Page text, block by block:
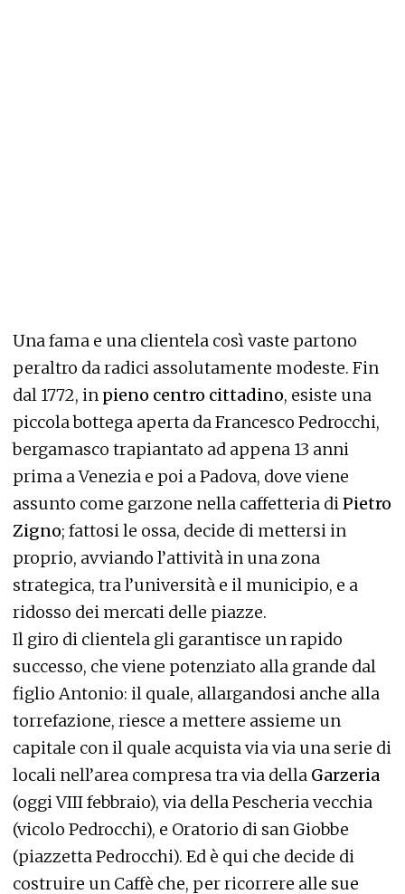
Una fama e una clientela così vaste partono
peraltro da radici assolutamente modeste. Fin
dal 1772, in pieno centro cittadino, esiste una
piccola bottega aperta da Francesco Pedrocchi,
bergamasco trapiantato ad appena 13 anni
prima a Venezia e poi a Padova, dove viene
assunto come garzone nella caffetteria di Pietro
Zigno; fattosi le ossa, decide di mettersi in
proprio, avviando l’attività in una zona
strategica, tra l’università e il municipio, e a
ridosso dei mercati delle piazze.
Il giro di clientela gli garantisce un rapido
successo, che viene potenziato alla grande dal
figlio Antonio: il quale, allargandosi anche alla
torrefazione, riesce a mettere assieme un
capitale con il quale acquista via via una serie di
locali nell’area compresa tra via della Garzeria
(oggi VIII febbraio), via della Pescheria vecchia
(vicolo Pedrocchi), e Oratorio di san Giobbe
(piazzetta Pedrocchi). Ed è qui che decide di
costruire un Caffè che, per ricorrere alle sue